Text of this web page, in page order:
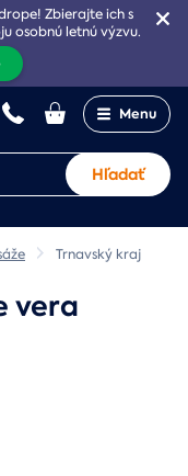
Zbierajte ich s
osobnú letnú výzvu.
Menu
Hľadať
Trnavský kraj
vera